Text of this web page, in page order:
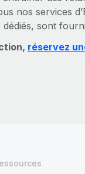
nos services
sont
réservez